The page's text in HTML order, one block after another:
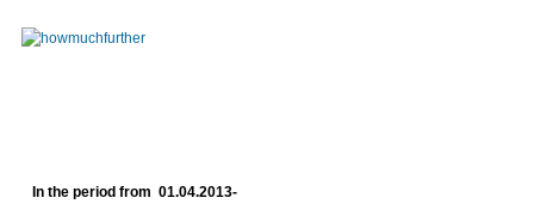
In the period from 01.04.2013-